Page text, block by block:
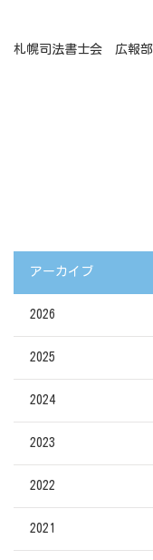
札幌司法書士会 広報部
アーカイブ
2026
2025
2024
2023
2022
2021